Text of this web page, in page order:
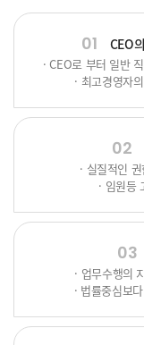
01 CEO
· CEO로 부터 일반
· 최고경영자
02
· 실질적인
· 임원등
03
· 업무수행의
· 법률중심보